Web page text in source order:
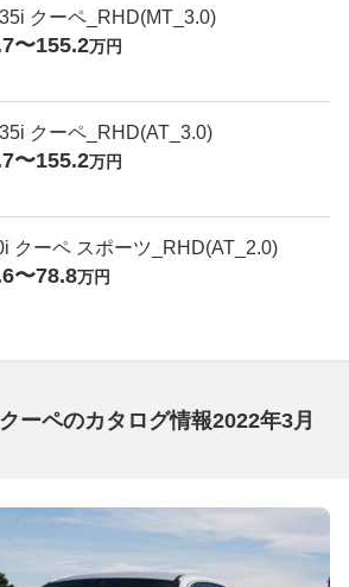
クーペ_RHD(MT_3.0)
〜155.2万円
クーペ_RHD(AT_3.0)
〜155.2万円
クーペ スポーツ_RHD(AT_2.0)
〜78.8万円
ーペのカタログ情報2022年3月